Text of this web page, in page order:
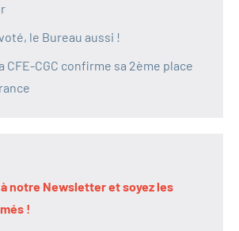
le Bureau aussi !
CFE-CGC confirme sa 2ème place
notre Newsletter et soyez les
!